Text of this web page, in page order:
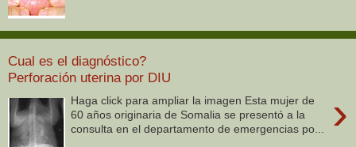
Cual es el diagnóstico?
Perforación uterina por DIU
›
Haga click para ampliar la imagen Esta mujer de
60 años originaria de Somalia se presentó a la
consulta en el departamento de emergencias po...